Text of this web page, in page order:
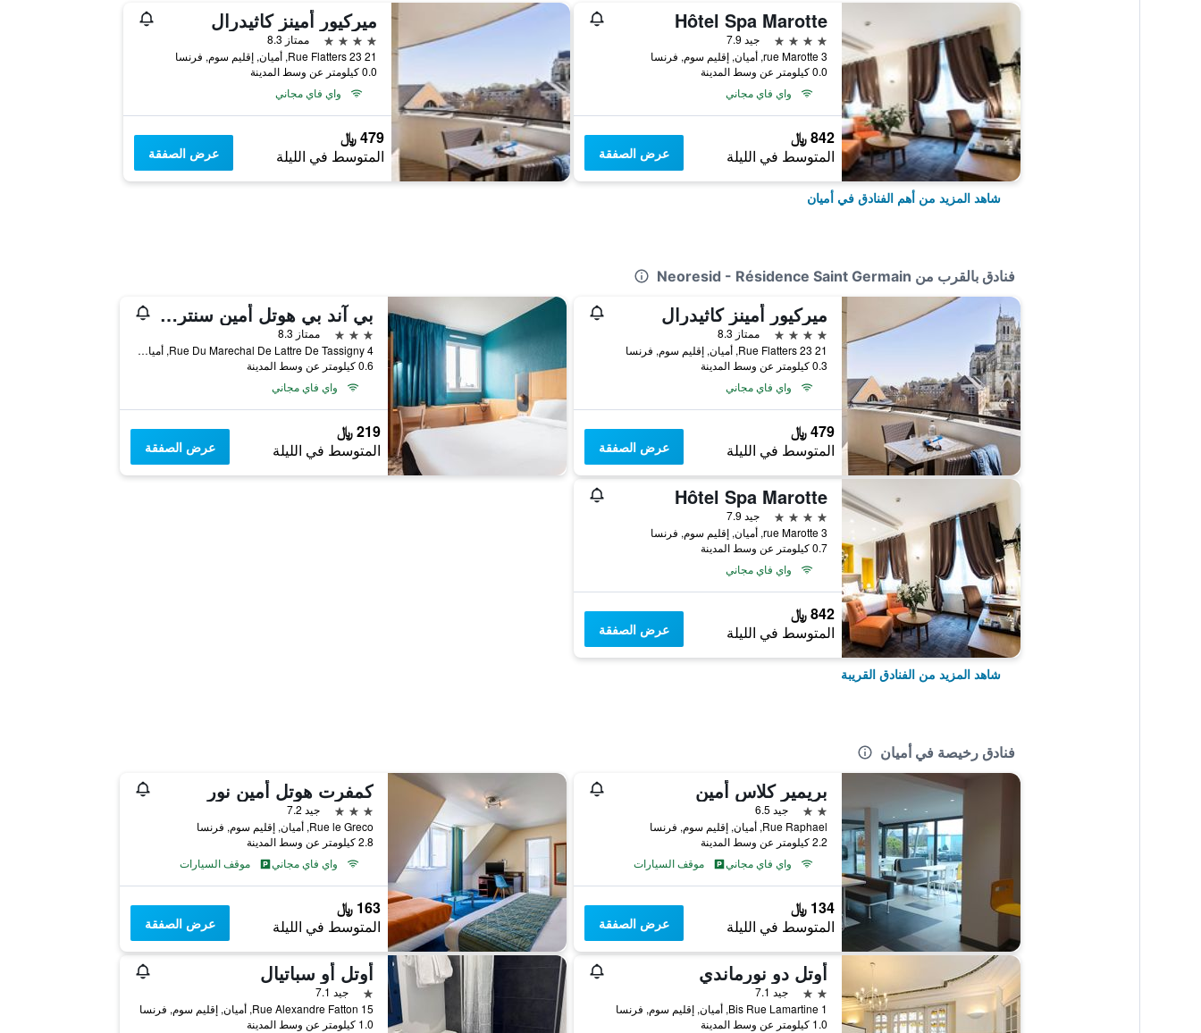
Hôtel Spa Marotte
4 نجوم
جيد 7.9
3 rue Marotte, أميان, إقليم سوم, فرنسا
0.0 كيلومتر عن وسط المدينة
واي فاي مجاني
842 ﷼
المتوسط في الليلة عرض الصفقة
ميركيور أمينز كاثيدرال
4 نجوم
ممتاز 8.3
21 23 Rue Flatters, أميان, إقليم سوم, فرنسا
0.0 كيلومتر عن وسط المدينة
واي فاي مجاني
479 ﷼
المتوسط في الليلة عرض الصفقة
شاهد المزيد من أهم الفنادق في أميان
فنادق بالقرب من Neoresid - Résidence Saint Germain
ميركيور أمينز كاثيدرال
4 نجوم
ممتاز 8.3
21 23 Rue Flatters, أميان, إقليم سوم, فرنسا
0.3 كيلومتر عن وسط المدينة
واي فاي مجاني
479 ﷼
المتوسط في الليلة عرض الصفقة
بي آند بي هوتل أمين سنتر كاثيدرال
3 نجوم
ممتاز 8.3
4 Rue Du Marechal De Lattre De Tassigny, أميان, إقليم سوم, فرنسا
0.6 كيلومتر عن وسط المدينة
واي فاي مجاني
219 ﷼
المتوسط في الليلة عرض الصفقة
Hôtel Spa Marotte
4 نجوم
جيد 7.9
3 rue Marotte, أميان, إقليم سوم, فرنسا
0.7 كيلومتر عن وسط المدينة
واي فاي مجاني
842 ﷼
المتوسط في الليلة عرض الصفقة
شاهد المزيد من الفنادق القريبة
فنادق رخيصة في أميان
بريمير كلاس أمين
2 نجمتين
جيد 6.5
Rue Raphael, أميان, إقليم سوم, فرنسا
2.2 كيلومتر عن وسط المدينة
واي فاي مجاني
موقف السيارات
134 ﷼
المتوسط في الليلة عرض الصفقة
كمفرت هوتل أمين نور
3 نجوم
جيد 7.2
Rue le Greco, أميان, إقليم سوم, فرنسا
2.8 كيلومتر عن وسط المدينة
واي فاي مجاني
موقف السيارات
163 ﷼
المتوسط في الليلة عرض الصفقة
أوتل دو نورماندي
2 نجمتين
جيد 7.1
1 Bis Rue Lamartine, أميان, إقليم سوم, فرنسا
1.0 كيلومتر عن وسط المدينة
أوتل أو سباتيال
نجمة واحدة
جيد 7.1
15 Rue Alexandre Fatton, أميان, إقليم سوم, فرنسا
1.0 كيلومتر عن وسط المدينة